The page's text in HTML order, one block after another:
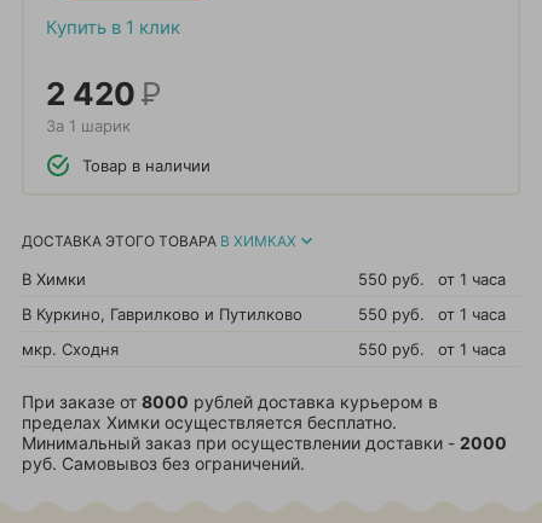
Купить в 1 клик
2 420Р
За 1 шарик
Товар в наличии
ДОСТАВКА ЭТОГО ТОВАРА В ХИМКАХ
В Химки 550 руб.
от 1 часа
В Куркино, Гаврилково и Путилково
550 руб.
от 1 часа
мкр. Сходня
550 руб. от 1 часа
При заказе от 8000 рублей доставка курьером в
пределах Химки осуществляется бесплатно.
Минимальный заказ при осуществлении доставки - 2000
руб. Самовывоз без ограничений.